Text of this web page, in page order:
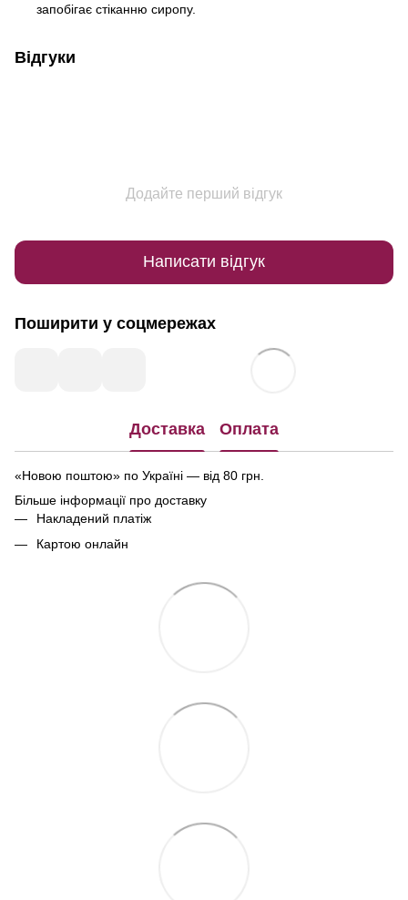
запобігає стіканню сиропу.
Відгуки
Додайте перший відгук
Написати відгук
Поширити у соцмережах
Доставка Оплата
«Новою поштою» по Україні — від 80 грн.
Більше інформації про доставку
Накладений платіж
Картою онлайн